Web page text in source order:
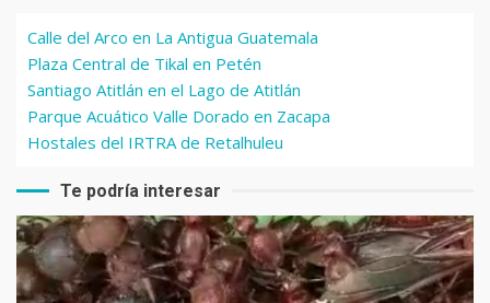
Calle del Arco en La Antigua Guatemala
Plaza Central de Tikal en Petén
Santiago Atitlán en el Lago de Atitlán
Parque Acuático Valle Dorado en Zacapa
Hostales del IRTRA de Retalhuleu
Te podría interesar